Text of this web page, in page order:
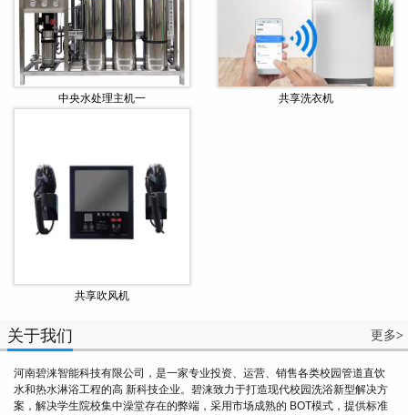
中央水处理主机一 共享洗衣机
共享吹风机
关于我们 更多>
河南碧涞智能科技有限公司，是一家专业投资、运营、销售各类校园管道直饮
水和热水淋浴工程的高 新科技企业。碧涞致力于打造现代校园洗浴新型解决方
案，解决学生院校集中澡堂存在的弊端，采用市场成熟的 BOT模式，提供标准